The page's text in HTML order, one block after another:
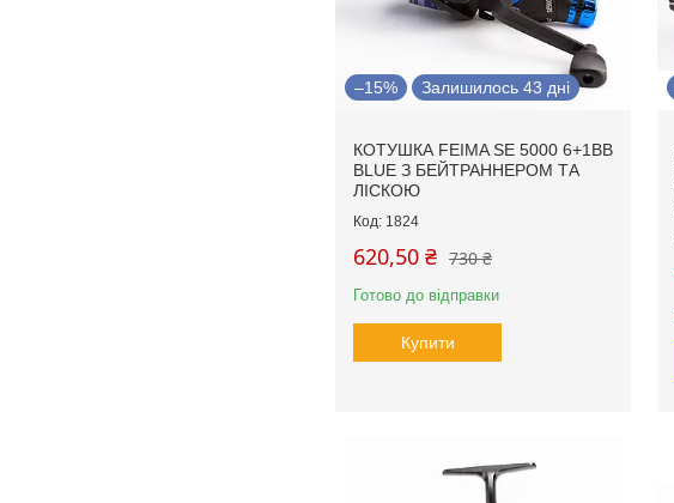
–15% Залишилось 43 дні
КОТУШКА FEIMA SE 5000 6+1BB
BLUE З БЕЙТРАННЕРОМ ТА
ЛІСКОЮ
1824
730 ₴
620,50 ₴
Готово до відправки
Купити